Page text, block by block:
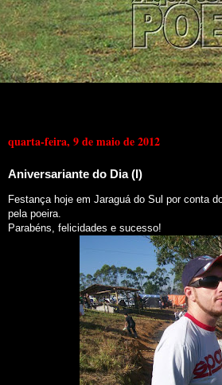
quarta-feira, 9 de maio de 2012
Aniversariante do Dia (I)
Festança hoje em Jaraguá do Sul por conta
pela poeira.
Parabéns, felicidades e sucesso!